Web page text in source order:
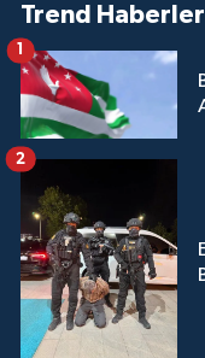
Trend Haberler
1
2